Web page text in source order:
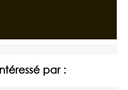
par :